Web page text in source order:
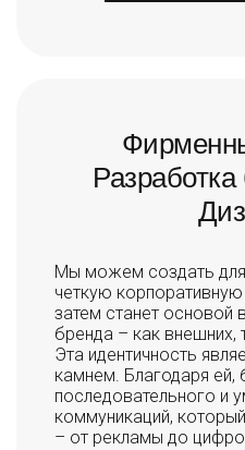
Мы можем создать
четкую
затем станет основой
бренда – как внешних,
Эта идентичность
камнем. Благодаря
последовательного и
коммуникаций,
– от рекламы до